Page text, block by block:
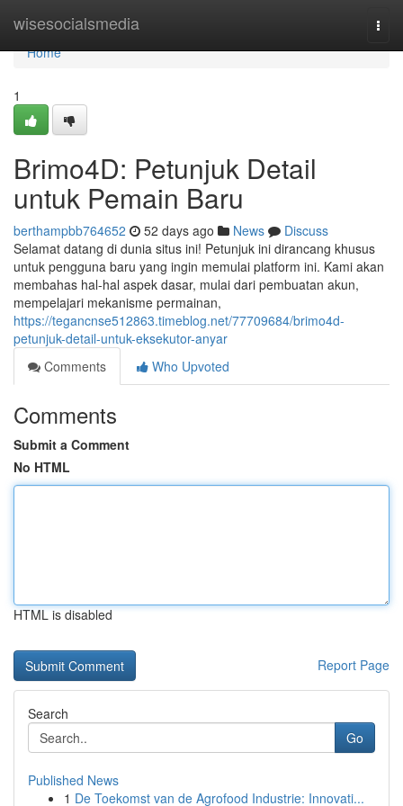
wisesocialsmedia
Home
Home
1
Brimo4D: Petunjuk Detail
untuk Pemain Baru
berthampbb764652 52 days ago News
Discuss
Selamat datang di dunia situs ini! Petunjuk ini dirancang khusus
untuk pengguna baru yang ingin memulai platform ini. Kami akan
membahas hal-hal aspek dasar, mulai dari pembuatan akun,
mempelajari mekanisme permainan,
https://tegancnse512863.timeblog.net/77709684/brimo4d-
petunjuk-detail-untuk-eksekutor-anyar
Comments
Who Upvoted
Comments
Submit a Comment
No HTML
HTML is disabled
Report Page
Search
Go
Published News
1 De Toekomst van de Agrofood Industrie: Innovati...